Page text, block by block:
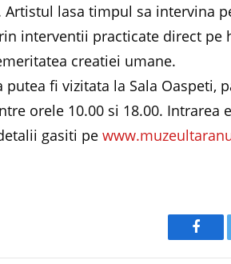
lasa timpul sa intervina
interventii practicate direct pe
creatiei umane.
putea fi vizitata la Sala Oaspeti,
orele 10.00 si 18.00. Intrarea
gasiti pe